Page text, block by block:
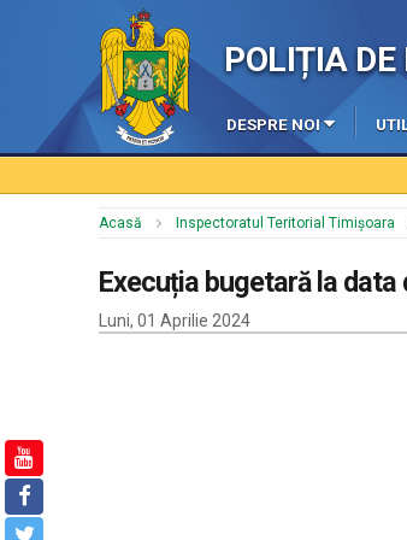
POLIȚIA DE
DESPRE NOI
Acasă Inspectoratul Teritorial Timișoara
Execuția bugetară la data
Luni, 01 Aprilie 2024